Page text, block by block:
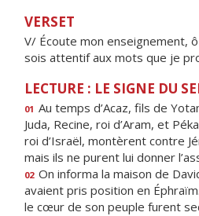
VERSET
V/ Écoute mon enseignement,
sois attentif aux mots que je
LECTURE : LE SIGNE DU
01 Au temps d’Acaz, fils de
Juda, Recine, roi d’Aram, et
roi d’Israël, montèrent contre
mais ils ne purent lui donner
02 On informa la maison de
avaient pris position en
le cœur de son peuple furent